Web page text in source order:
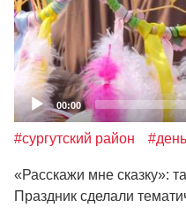
00:00
#сургутский район
«Расскажи мне сказку»:
Праздник сделали